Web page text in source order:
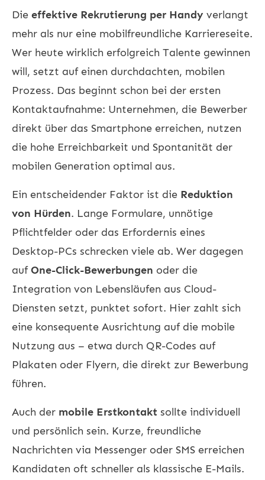
Die effektive Rekrutierung per Handy verlangt
mehr als nur eine mobilfreundliche Karriereseite.
Wer heute wirklich erfolgreich Talente gewinnen
will, setzt auf einen durchdachten, mobilen
Prozess. Das beginnt schon bei der ersten
Kontaktaufnahme: Unternehmen, die Bewerber
direkt über das Smartphone erreichen, nutzen
die hohe Erreichbarkeit und Spontanität der
mobilen Generation optimal aus.
Ein entscheidender Faktor ist die Reduktion
von Hürden. Lange Formulare, unnötige
Pflichtfelder oder das Erfordernis eines
Desktop-PCs schrecken viele ab. Wer dagegen
aufOne-Click-Bewerbungen oder die
Integration von Lebensläufen aus Cloud-
Diensten setzt, punktet sofort. Hier zahlt sich
eine konsequente Ausrichtung auf die mobile
Nutzung aus – etwa durch QR-Codes auf
Plakaten oder Flyern, die direkt zur Bewerbung
führen.
Auch der mobile Erstkontakt sollte individuell
und persönlich sein. Kurze, freundliche
Nachrichten via Messenger oder SMS erreichen
Kandidaten oft schneller als klassische E-Mails.